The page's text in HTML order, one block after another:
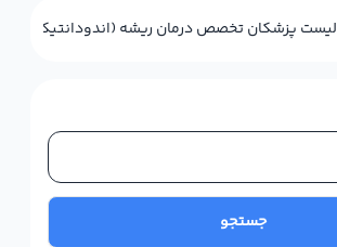
لیست پزشکان تخصص درمان ریشه (اندودانتیکس) در
جستجو